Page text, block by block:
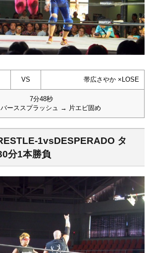
VS 帯広さやか ×LOSE
7分48秒
ーススプラッシュ → 片エビ固め
1vsDESPERADO タ
分1本勝負